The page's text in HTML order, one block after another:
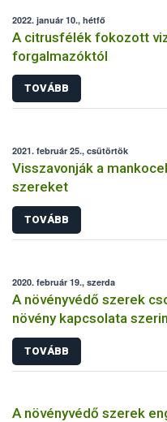
2022. január 10., hétfő
A citrusfélék fokozott
forgalmazóktól
TOVÁBB
2021. február 25., csütörtök
Visszavonják a
szereket
TOVÁBB
2020. február 19., szerda
A növényvédő szerek
növény kapcsolata
TOVÁBB
A növényvédő szerek